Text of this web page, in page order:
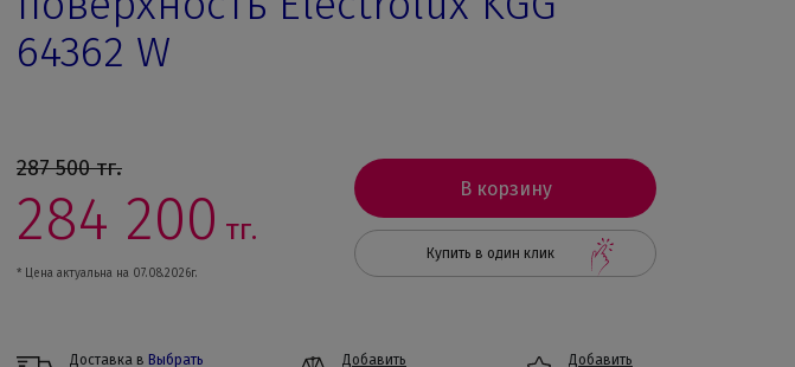
64362 W
287 500тг.
284 200 тг.
* Цена актуальна на 07.08.2026г.
В корзину
Купить в один клик
Доставка в Выбрать
Добавить
Добавить